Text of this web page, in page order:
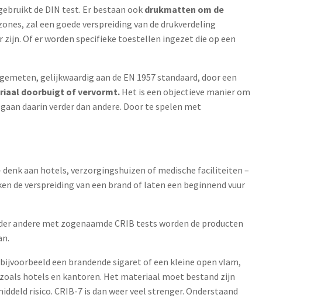
de DIN test. Er bestaan ook drukmatten om de
zal een goede verspreiding van de drukverdeling
Of er worden specifieke toestellen ingezet die op een
gelijkwaardig aan de EN 1957 standaard, door een
doorbuigt of vervormt. Het is een objectieve manier om
daarin verder dan andere. Door te spelen met
denk aan hotels, verzorgingshuizen of medische faciliteiten –
de verspreiding van een brand of laten een beginnend vuur
andere met zogenaamde CRIB tests worden de producten
een brandende sigaret of een kleine open vlam,
hotels en kantoren. Het materiaal moet bestand zijn
risico. CRIB-7 is dan weer veel strenger. Onderstaand